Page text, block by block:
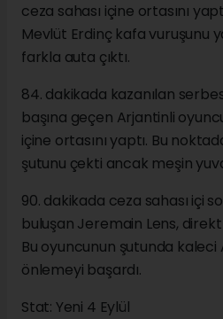
ceza sahası içine ortasını
Mevlüt Erdinç kafa vuruşunu
farkla auta çıktı.
84. dakikada kazanılan
başına geçen Arjantinli
içine ortasını yaptı. Bu
şutunu çekti ancak meşin
90. dakikada ceza sahası içi
buluşan Jeremain Lens,
Bu oyuncunun şutunda kaleci
önlemeyi başardı.
Stat: Yeni 4 Eylül